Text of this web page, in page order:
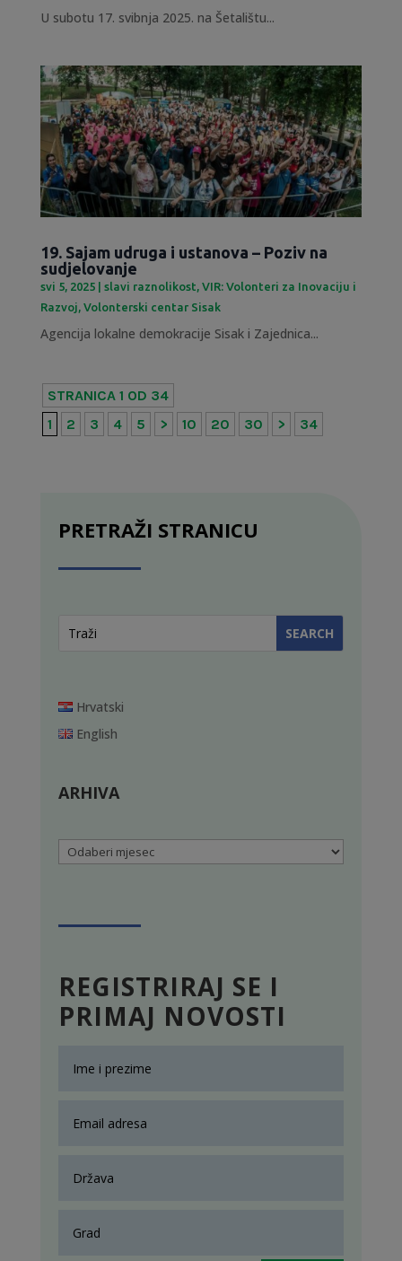
U subotu 17. svibnja 2025. na Šetalištu...
19. Sajam udruga i ustanova – Poziv na
sudjelovanje
svi 5, 2025| slavi raznolikost, VIR: Volonteri za Inovaciju i
Razvoj, Volonterski centar Sisak
Agencija lokalne demokracije Sisak i Zajednica...
STRANICA 1 OD 34
1
2 3 4 5 > 10 20 30 > 34
PRETRAŽI STRANICU
Hrvatski
English
ARHIVA
Arhiva
REGISTRIRAJ SE I
PRIMAJ NOVOSTI